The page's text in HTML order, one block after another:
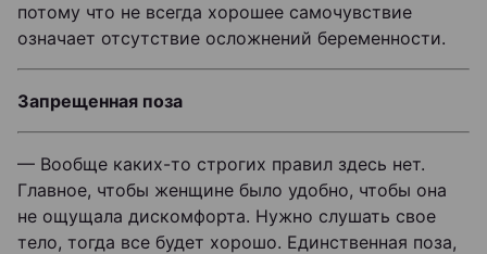
потому что не всегда хорошее самочувствие
означает отсутствие осложнений беременности.
Запрещенная поза
— Вообще каких-то строгих правил здесь нет.
Главное, чтобы женщине было удобно, чтобы она
не ощущала дискомфорта. Нужно слушать свое
тело, тогда все будет хорошо. Единственная поза,